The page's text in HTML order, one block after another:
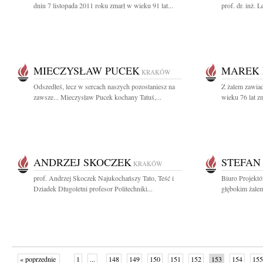
dniu 7 listopada 2011 roku zmarł w wieku 91 lat...
prof. dr. inż.
MIECZYSŁAW PUCEK KRAKÓW
Odszedłeś, lecz w sercach naszych pozostaniesz na
zawsze... Mieczysław Pucek kochany Tatuś,...
MAREK
Z żalem
wieku 76 lat
ANDRZEJ SKOCZEK KRAKÓW
prof. Andrzej Skoczek Najukochańszy Tato, Teść i
Dziadek Długoletni profesor Politechniki...
Biuro
głębokim
« poprzednie 1 ... 148 149 150 151 152 153 154 155